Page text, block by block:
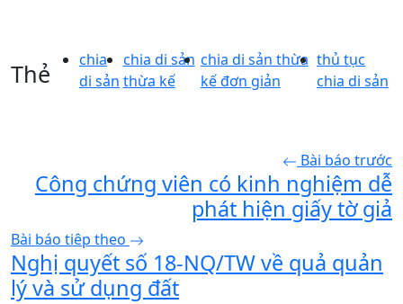
Thẻ
chia
di sản
chia di sản
thừa kế
chia di sản thừa
kế đơn giản
thủ tục
chia di sản
Bài báo trước
Công chứng viên có kinh nghiệm dễ
phát hiện giấy tờ giả
Bài báo tiêp theo
Nghị quyết số 18-NQ/TW về quả quản
lý và sử dụng đất